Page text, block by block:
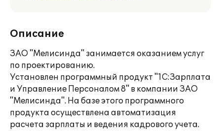
Описание
ЗАО "Мелисинда" занимается оказанием услуг
по проектированию.
Установлен программный продукт "1С:Зарплата
и Управление Персоналом 8" в компании ЗАО
"Мелисинда". На базе этого программного
продукта осуществлена автоматизация
расчета зарплаты и ведения кадрового учета.